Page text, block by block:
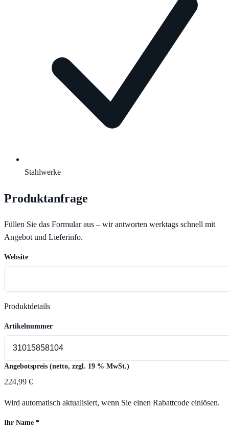
Stahlwerke
Produktanfrage
Füllen Sie das Formular aus – wir antworten werktags schnell mit
Angebot und Lieferinfo.
Website
Produktdetails
Artikelnummer
Angebotspreis (netto, zzgl. 19 % MwSt.)
224,99 €
Wird automatisch aktualisiert, wenn Sie einen Rabattcode einlösen.
Ihr Name *